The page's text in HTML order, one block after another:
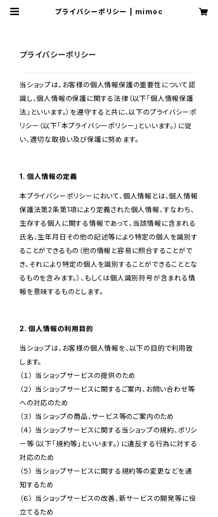
プライバシーポリシー | mimoc
プライバシーポリシー
当ショップは、お客様の個人情報保護の重要性について認
識し、個人情報の保護に関する法律（以下「個人情報保護
法」といいます。）を遵守すると共に、以下のプライバシーポ
リシー（以下「本プライバシーポリシー」といいます。）に従
い、適切な取扱い及び保護に努めます。
1. 個人情報の定義
本プライバシーポリシーにおいて、個人情報とは、個人情報
保護法第2条第1項により定義された個人情報、すなわち、
生存する個人に関する情報であって、当該情報に含まれる
氏名、生年月日その他の記述等により特定の個人を識別す
ることができるもの（他の情報と容易に照合することがで
き、それにより特定の個人を識別することができることとな
るものを含みます。）、もしくは個人識別符号が含まれる情
報を意味するものとします。
2. 個人情報の利用目的
当ショップは、お客様の個人情報を、以下の目的で利用致
します。
（１） 当ショップサービスの提供のため
（２） 当ショップサービスに関するご案内、お問い合わせ等
への対応のため
（３） 当ショップの商品、サービス等のご案内のため
（４） 当ショップサービスに関する当ショップの規約、ポリシ
ー等（以下「規約等」といいます。）に違反する行為に対する
対応のため
（５） 当ショップサービスに関する規約等の変更などを通
知するため
（６） 当ショップサービスの改善、新サービスの開発等に役
立てるため